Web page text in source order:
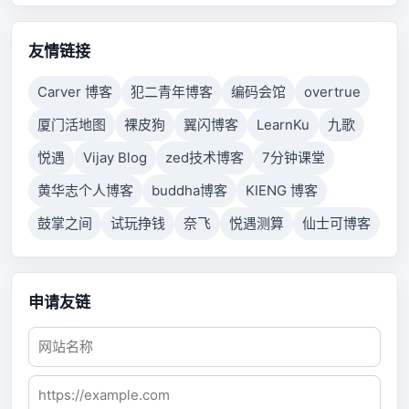
connection failed because connected host has failed
to respond.
友情链接
Carver 博客 犯二青年博客 编码会馆
overtrue
厦门活地图
裸皮狗 翼闪博客 LearnKu
九歌
悦遇
Vijay Blog zed技术博客
7分钟课堂
黄华志个人博客
buddha博客
KIENG 博客
鼓掌之间
试玩挣钱 奈飞 悦遇测算 仙士可博客
申请友链